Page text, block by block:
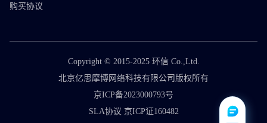
购买协议
Copyright © 2015-2025 环信 Co.,Ltd.
北京亿思摩博网络科技有限公司版权所有
京ICP备2023000793号
SLA协议 京ICP证160482